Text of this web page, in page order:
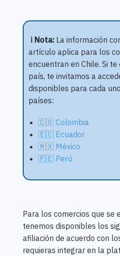
ℹ️ Nota: La información
artículo aplica para los
encuentran en Chile. Si
país, te invitamos a
disponibles para cada
países:
🇨🇴 Colombia
🇪🇨 Ecuador
🇲🇽 México
🇵🇪 Perú
Para los comercios que se
tenemos disponibles los
afiliación de acuerdo con
requieras integrar en la